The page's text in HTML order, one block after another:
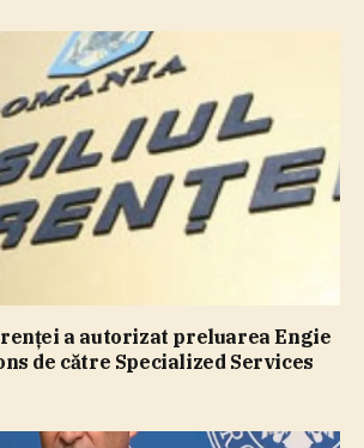
a autorizat preluarea Engie
de către Specialized Services